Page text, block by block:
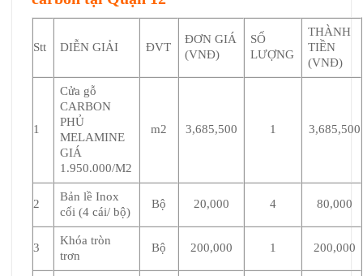
Stt DIỄN GIẢI ĐVT
ĐƠN GIÁ
(VNĐ)
SỐ
LƯỢNG
THÀNH
TIỀN
(VNĐ)
1
Cửa gỗ
CARBON
PHỦ
MELAMINE
GIÁ
1.950.000/M2
m2 3,685,500 1 3,685,500
2
Bản lề Inox
cối (4 cái/ bộ)
Bộ 20,000 4 80,000
3
Khóa tròn
trơn
Bộ 200,000 1 200,000